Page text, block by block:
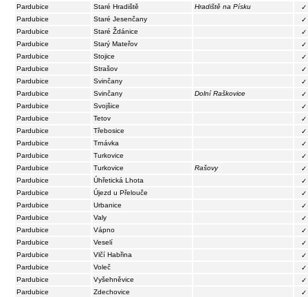
Pardubice
Staré Hradiště Hradiště na Písku
✓
Pardubice
Staré Jesenčany
✓
Pardubice
Staré Ždánice
✓
Pardubice
Starý Mateřov
✓
Pardubice
Stojice
✓
Pardubice
Strašov
✓
Pardubice
Svinčany
✓
Pardubice
Svinčany Dolní Raškovice
✓
Pardubice
Svojšice
✓
Pardubice
Tetov
✓
Pardubice
Třebosice
✓
Pardubice
Trnávka
✓
Pardubice
Turkovice
✓
Pardubice
Turkovice Rašovy
✓
Pardubice
Úhřetická Lhota
✓
Pardubice
Újezd u Přelouče
✓
Pardubice
Urbanice
✓
Pardubice
Valy
✓
Pardubice
Vápno
✓
Pardubice
Veselí
✓
Pardubice
Vlčí Habřina
✓
Pardubice
Voleč
✓
Pardubice
Vyšehněvice
✓
Pardubice
Zdechovice
✓